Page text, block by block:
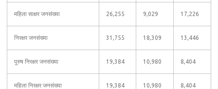
महिला साक्षर जनसंख्या 26,255 9,029 17,226
निरक्षर जनसंख्या 31,755 18,309 13,446
पुरुष निरक्षर जनसंख्या 19,384 10,980 8,404
महिला निरक्षर जनसंख्या 19,384 10,980 8,404